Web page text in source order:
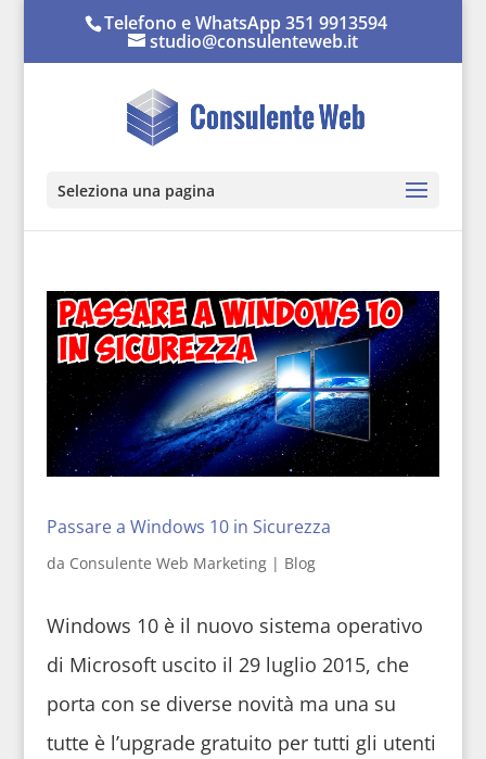
Telefono e WhatsApp 351 9913594
studio@consulenteweb.it
Seleziona una pagina
Passare a Windows 10 in Sicurezza
da Consulente Web Marketing| Blog
Windows 10 è il nuovo sistema operativo
di Microsoft uscito il 29 luglio 2015, che
porta con se diverse novità ma una su
tutte è l’upgrade gratuito per tutti gli utenti